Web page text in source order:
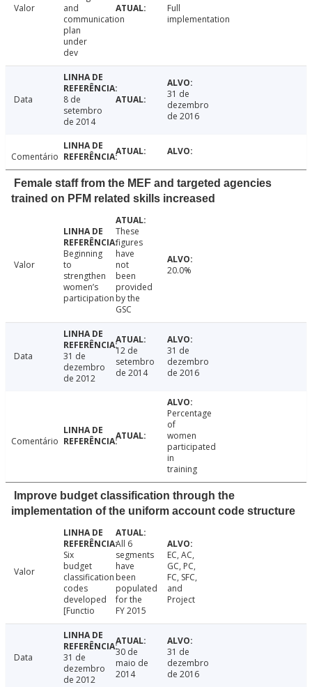
Valor
and
communication
plan
under
dev
Full
implementation
Data
8 de
setembro
de 2014
31 de
dezembro
de 2016
Comentário
Female staff from the MEF and targeted agencies
trained on PFM related skills increased
Valor
Beginning
to
strengthen
women’s
participation
These
figures
have
not
been
provided
by the
GSC
20.0%
Data
31 de
dezembro
de 2012
12 de
setembro
de 2014
31 de
dezembro
de 2016
Comentário
Percentage
of
women
participated
in
training
Improve budget classification through the
implementation of the uniform account code structure
Valor
Six
budget
classification
codes
developed
[Functio
All 6
segments
have
been
populated
for the
FY 2015
EC, AC,
GC, PC,
FC, SFC,
and
Project
Data
31 de
dezembro
de 2012
30 de
maio de
2014
31 de
dezembro
de 2016